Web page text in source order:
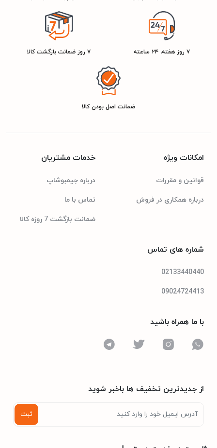
۷ روز هفته، ۲۴ ساعته ۷ روز ضمانت بازگشت کالا
ضمانت اصل بودن کالا
امکانات ویژه
قوانین و مقررات
درباره همکاری در فروش
خدمات مشتریان
درباره جیمبوشاپ
تماس با ما
ضمانت بازگشت 7 روزه کالا
شماره های تماس
02133440440
09024724413
با ما همراه باشید
از جدیدترین تخفیف ها باخبر شوید
ثبت